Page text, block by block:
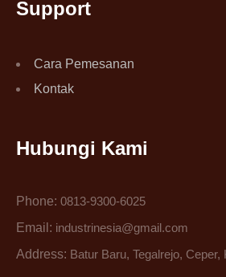
Support
Cara Pemesanan
Kontak
Hubungi Kami
Phone: 0813-9300-6025
Email: industrinesia@gmail.com
Address: Batur Baru, Tegalrejo, Ceper,